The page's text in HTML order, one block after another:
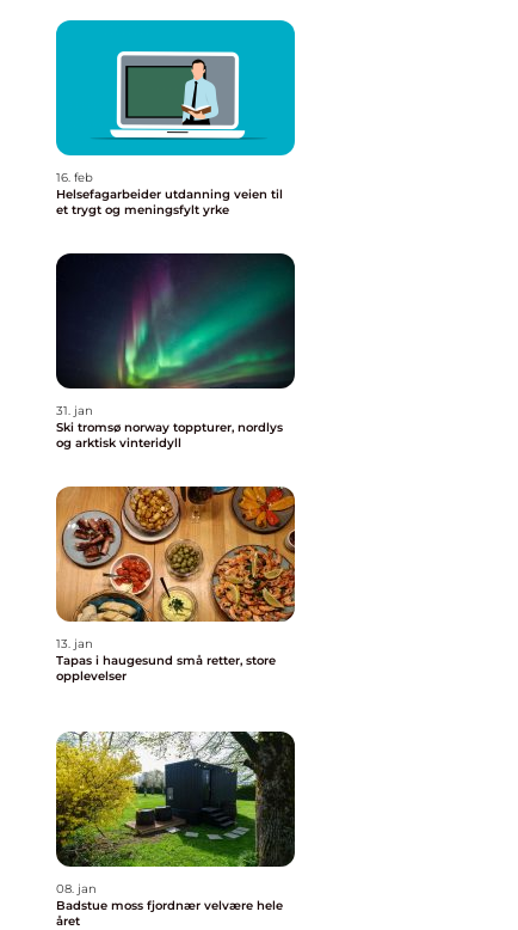
16. feb
Helsefagarbeider utdanning veien til
et trygt og meningsfylt yrke
31. jan
Ski tromsø norway toppturer, nordlys
og arktisk vinteridyll
13. jan
Tapas i haugesund små retter, store
opplevelser
08. jan
Badstue moss fjordnær velvære hele
året